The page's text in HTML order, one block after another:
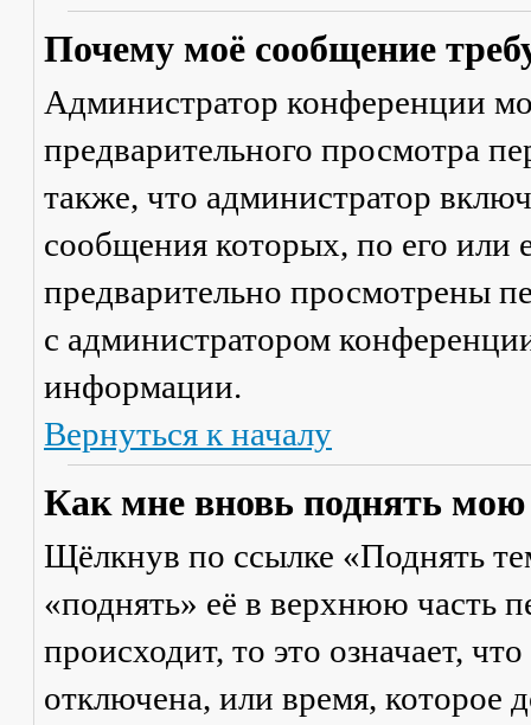
Почему моё сообщение
Администратор конференции
предварительного просмотра
также, что администратор
сообщения которых, по его
предварительно просмотрены
с администратором
информации.
Вернуться к началу
Как мне вновь поднять мою
Щёлкнув по ссылке «Поднять
«поднять» её в верхнюю часть
происходит, то это означает,
отключена, или время, которое